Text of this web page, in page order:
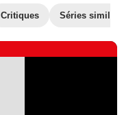
Critiques Séries